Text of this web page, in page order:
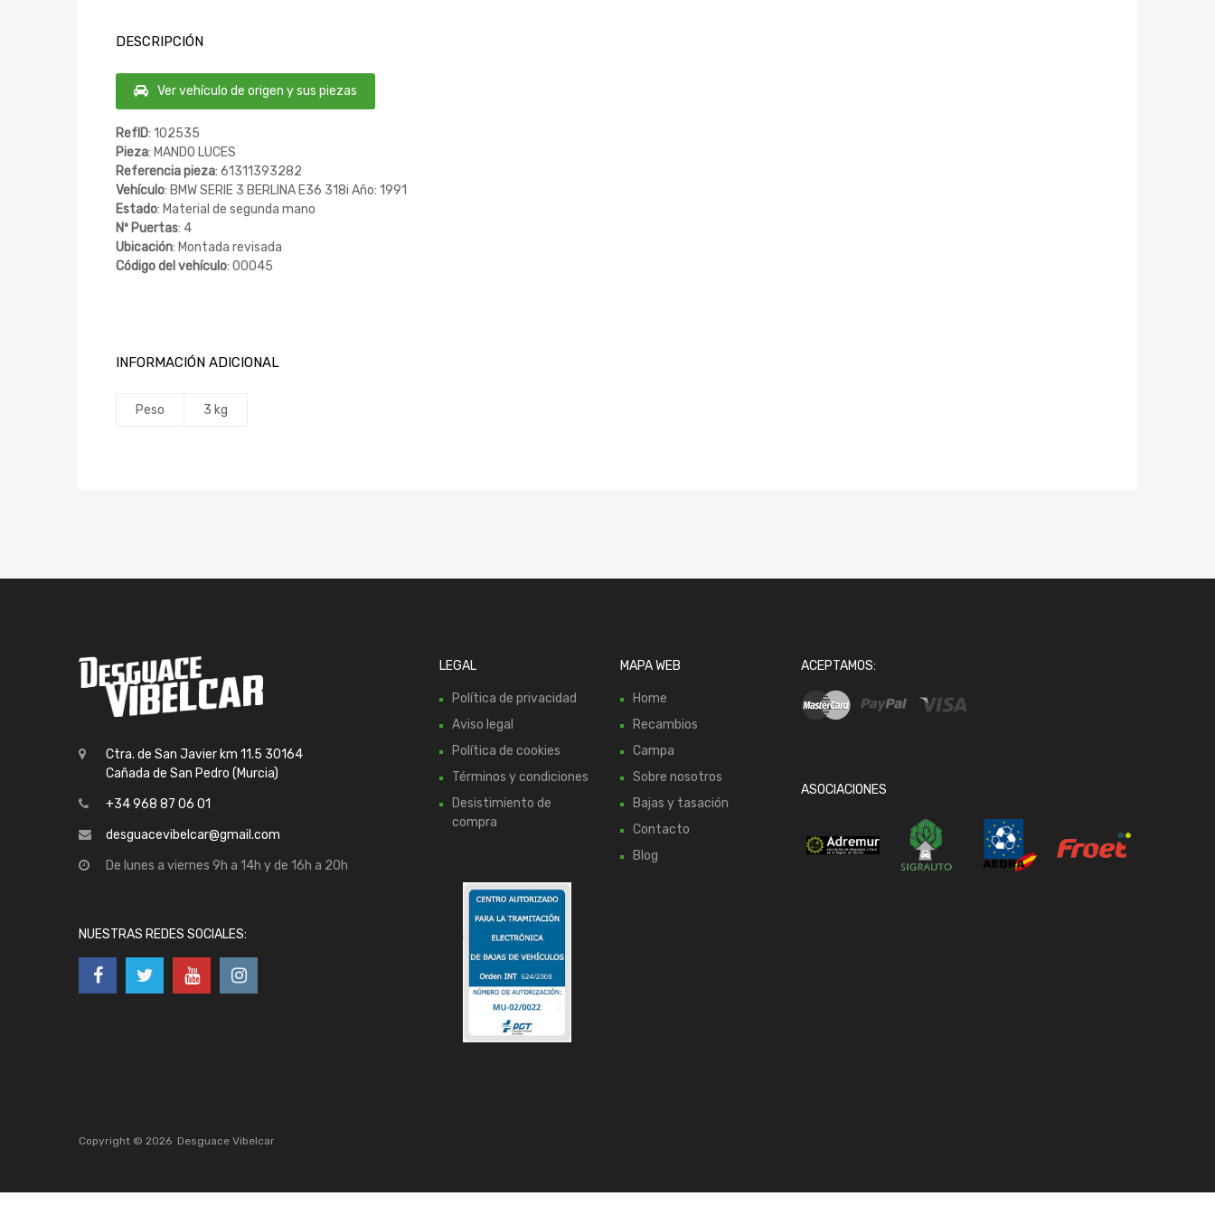
DESCRIPCIÓN
Ver vehículo de origen y sus piezas
RefID: 102535
Pieza: MANDO LUCES
Referencia pieza: 61311393282
Vehículo: BMW SERIE 3 BERLINA E36 318i Año: 1991
Estado: Material de segunda mano
Nº Puertas: 4
Ubicación: Montada revisada
Código del vehículo: 00045
INFORMACIÓN ADICIONAL
Peso 3 kg
Ctra. de San Javier km 11.5 30164
Cañada de San Pedro (Murcia)
+34 968 87 06 01
desguacevibelcar@gmail.com
De lunes a viernes 9h a 14h y de 16h a 20h
NUESTRAS REDES SOCIALES:
LEGAL
Política de privacidad
Aviso legal
Política de cookies
Términos y condiciones
Desistimiento de
compra
MAPA WEB
Home
Recambios
Campa
Sobre nosotros
Bajas y tasación
Contacto
Blog
ACEPTAMOS:
ASOCIACIONES
Copyright © 2026 Desguace Vibelcar